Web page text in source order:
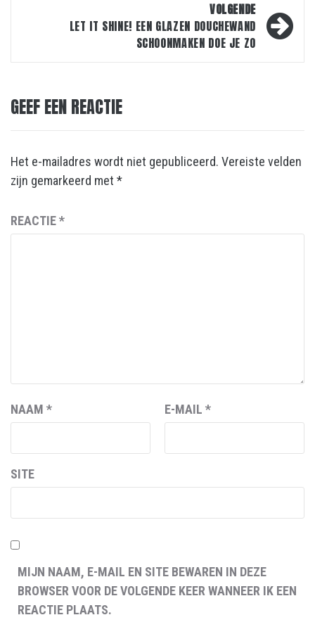
VOLGENDE
LET IT SHINE! EEN GLAZEN DOUCHEWAND
SCHOONMAKEN DOE JE ZO
GEEF EEN REACTIE
Het e-mailadres wordt niet gepubliceerd. Vereiste velden
zijn gemarkeerd met *
REACTIE*
NAAM * E-MAIL *
SITE
MIJN NAAM, E-MAIL EN SITE BEWAREN IN DEZE
BROWSER VOOR DE VOLGENDE KEER WANNEER IK EEN
REACTIE PLAATS.